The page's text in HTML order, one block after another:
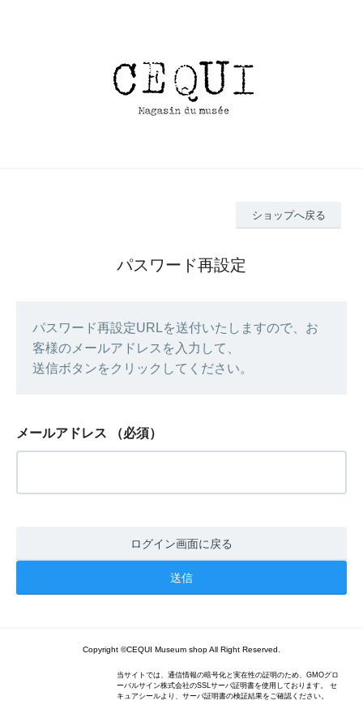
ショップへ戻る
パスワード再設定
パスワード再設定URLを送付いたしますので、お
客様のメールアドレスを入力して、
送信ボタンをクリックしてください。
メールアドレス （必須）
ログイン画面に戻る
Copyright ©CEQUI Museum shop All Right Reserved.
当サイトでは、通信情報の暗号化と実在性の証明のため、GMOグロ
ーバルサイン株式会社のSSLサーバ証明書を使用しております。 セ
キュアシールより、サーバ証明書の検証結果をご確認ください。